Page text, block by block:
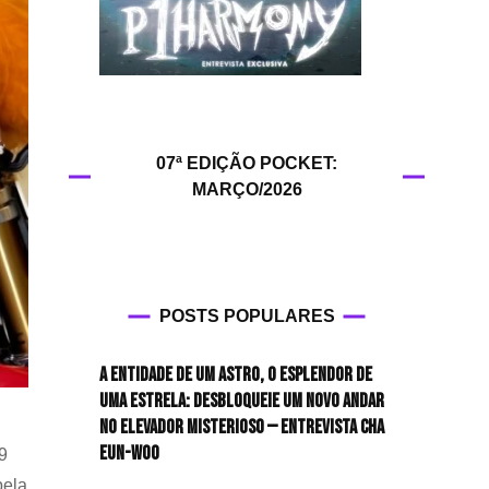
HIT!Queer
Panfletando
07ª EDIÇÃO POCKET:
MARÇO/2026
POSTS POPULARES
A entidade de um astro, o esplendor de
uma estrela: desbloqueie um novo andar
no elevador misterioso — Entrevista CHA
EUN-WOO